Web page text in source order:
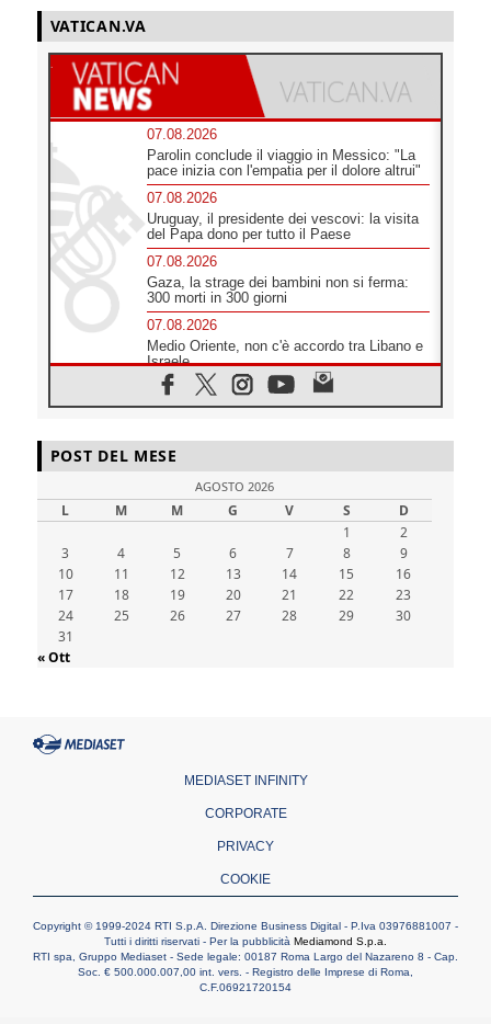
VATICAN.VA
07.08.2026
Parolin conclude il viaggio in Messico: "La
pace inizia con l'empatia per il dolore altrui"
07.08.2026
Uruguay, il presidente dei vescovi: la visita
del Papa dono per tutto il Paese
07.08.2026
Gaza, la strage dei bambini non si ferma:
300 morti in 300 giorni
07.08.2026
Medio Oriente, non c'è accordo tra Libano e
Israele
06.08.2026
Il responsabile del "Go! Franciscan Youth
06.08.2026
In un minuto la visita di Papa Leone XIV ad
06.08.2026
È morto Francesco Guccini, Salvarani: "Ci
ha interpretato come pochissimi altri"
06.08.2026
Un abbraccio verso il futuro, la grande festa
del Papa e dei giovani ad Assisi
POST DEL MESE
AGOSTO 2026
L M M G V S
D
1
2
3
4 5 6 7 8
9
10
11 12 13 14 15
16
17
18 19 20 21 22
23
24
25 26 27 28 29
30
31
« Ott
MEDIASET INFINITY
CORPORATE
PRIVACY
COOKIE
Copyright © 1999-2024 RTI S.p.A. Direzione Business Digital - P.Iva 03976881007 -
Tutti i diritti riservati - Per la pubblicità Mediamond S.p.a.
RTI spa, Gruppo Mediaset - Sede legale: 00187 Roma Largo del Nazareno 8 - Cap.
Soc. € 500.000.007,00 int. vers. - Registro delle Imprese di Roma,
C.F.06921720154